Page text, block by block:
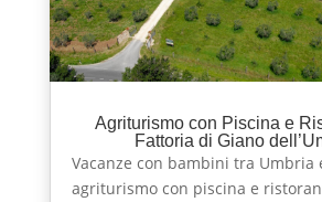
Agriturismo con Piscina e
Fattoria di Giano
Vacanze con bambini tra Umbria
agriturismo con piscina e